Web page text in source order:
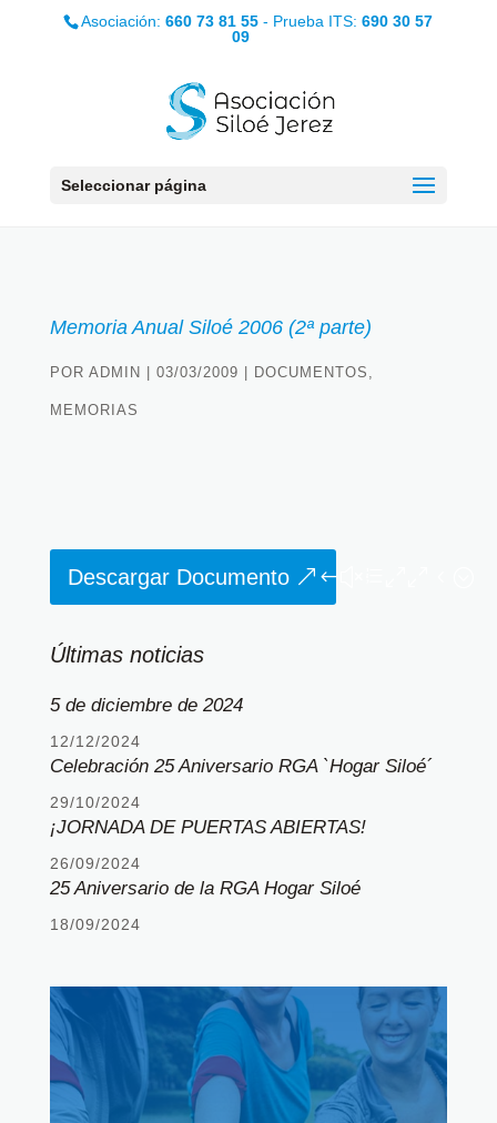
Asociación:660 73 81 55 - Prueba ITS:690 30 57
09
Seleccionar página
Memoria Anual Siloé 2006 (2ª parte)
POR ADMIN 03/03/2009 DOCUMENTOS ,
MEMORIAS
Descargar Documento
Últimas noticias
5 de diciembre de 2024
12/12/2024
Celebración 25 Aniversario RGA `Hogar Siloé´
29/10/2024
¡JORNADA DE PUERTAS ABIERTAS!
26/09/2024
25 Aniversario de la RGA Hogar Siloé
18/09/2024